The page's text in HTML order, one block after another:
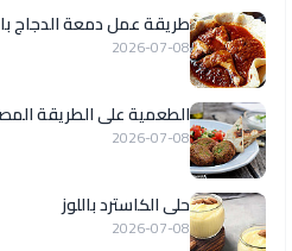
طريقة عمل دمعة الدجاج
2026-07-08
الطعمية على الطريقة
2026-07-08
حلى الكاسترد باللوز
2026-07-08